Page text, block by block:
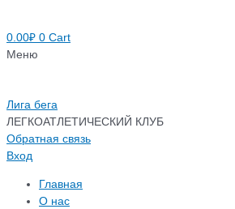
0.00₽ 0 Cart
Меню
Лига бега
ЛЕГКОАТЛЕТИЧЕСКИЙ КЛУБ
Обратная связь
Вход
Главная
О нас